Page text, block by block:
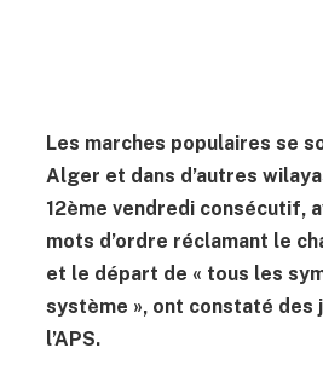
Les marches populaires se
Alger et dans d’autres
12ème vendredi consécutif,
mots d’ordre réclamant le
et le départ de « tous les
système », ont constaté des
l’APS.